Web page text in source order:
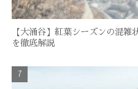
【大涌谷】紅葉シーズンの混雑
を徹底解説